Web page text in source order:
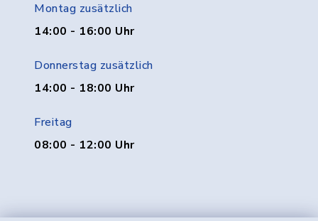
Montag zusätzlich
14:00 - 16:00 Uhr
Donnerstag zusätzlich
14:00 - 18:00 Uhr
Freitag
08:00 - 12:00 Uhr